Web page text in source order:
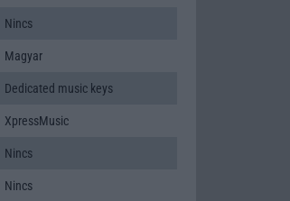
Nincs
Magyar
Dedicated music keys
XpressMusic
Nincs
Nincs